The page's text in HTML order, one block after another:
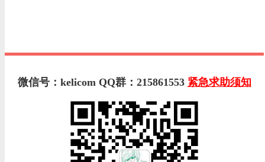
微信号：kelicom QQ群：215861553 紧急求助须知